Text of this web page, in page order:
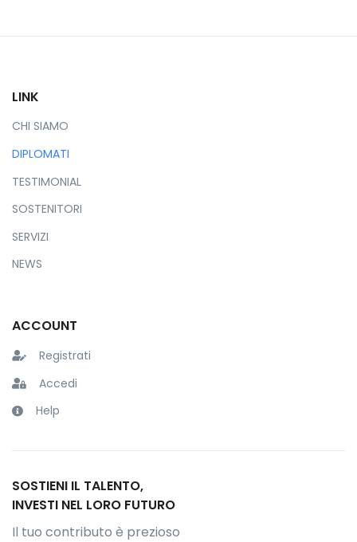
LINK
CHI SIAMO
DIPLOMATI
TESTIMONIAL
SOSTENITORI
SERVIZI
NEWS
ACCOUNT
Registrati
Accedi
Help
SOSTIENI IL TALENTO,
INVESTI NEL LORO FUTURO
Il tuo contributo è prezioso